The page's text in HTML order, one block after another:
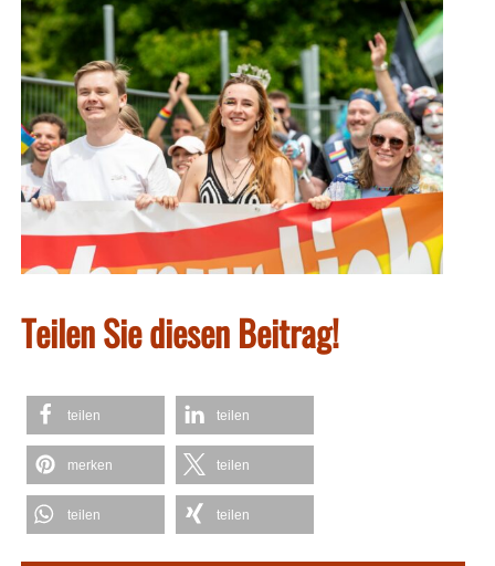
Teilen Sie diesen Beitrag!
teilen teilen
merken teilen
teilen teilen